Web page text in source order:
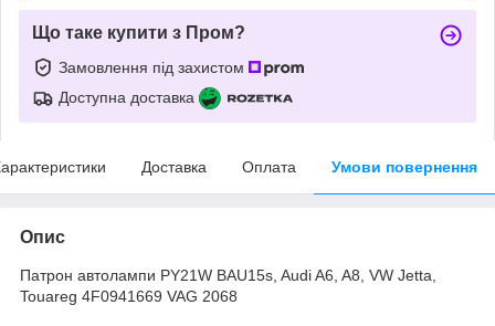
Що таке купити з Пром?
Замовлення під захистом
Доступна доставка
Доставка Оплата Умови повернення
Опис
Патрон автолампи PY21W BAU15s, Audi A6, A8, VW Jetta,
Touareg 4F0941669 VAG 2068